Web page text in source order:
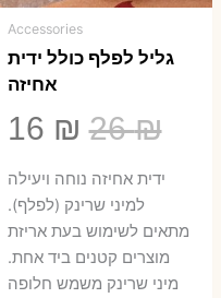
Accessories
גליל לפלף כולל ידית
אחיזה
26₪
המחיר
המקורי
היה:
26 ₪.
16 ₪
ידית אחיזה נוחה ויעילה
למיני שרינק (לפלף).
מתאים לשימוש בעת אריזת
מוצרים קטנים ביד אחת.
​מיני שרינק משמש חלופה